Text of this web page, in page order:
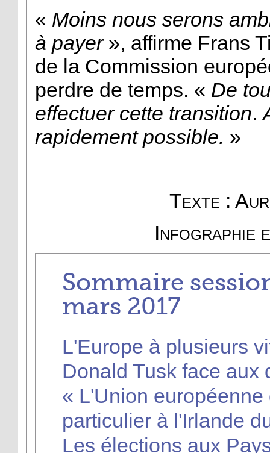
« Moins nous serons
à payer», affirme Frans
de la Commission
perdre de temps. « De
effectuer cette transition.
rapidement possible. »
Texte :
Infographie
Sommaire
mars 2017
L'Europe à plusieurs
Donald Tusk face aux
« L'Union
particulier à l'Irlande
Les élections aux